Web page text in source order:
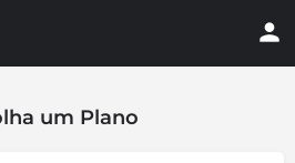
um Plano